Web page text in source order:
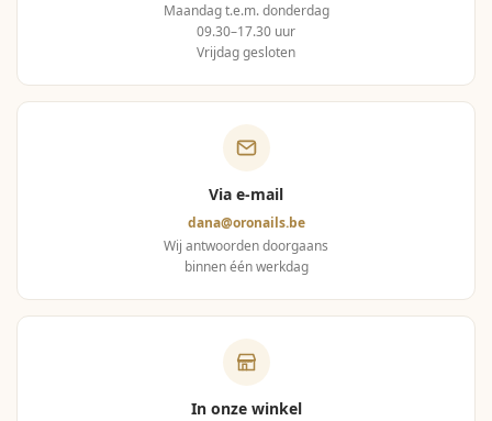
Maandag t.e.m. donderdag
09.30–17.30 uur
Vrijdag gesloten
Via e-mail
dana@oronails.be
Wij antwoorden doorgaans
binnen één werkdag
In onze winkel